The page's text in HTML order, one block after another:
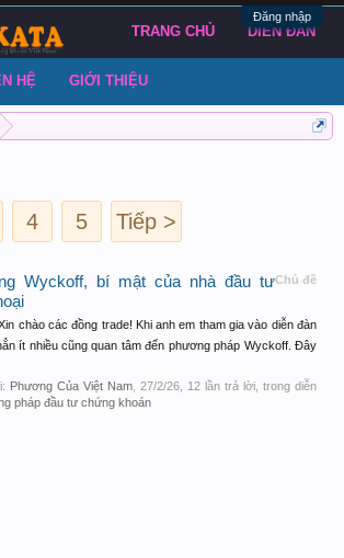
Đăng nhập
4 5 Tiếp >
Chủ đề
Wyckoff, bí mật của nhà đầu tư
chào các đồng trade! Khi anh em tham gia vào diễn đàn
ít nhiều cũng quan tâm đến phương pháp Wyckoff. Đây
Phương Của Việt Nam 27/2/26 , 12 lần trả lời, trong diễn
pháp đầu tư chứng khoán
TRANG CHỦ DIỄN ĐÀN
HỆ GIỚI THIỆU